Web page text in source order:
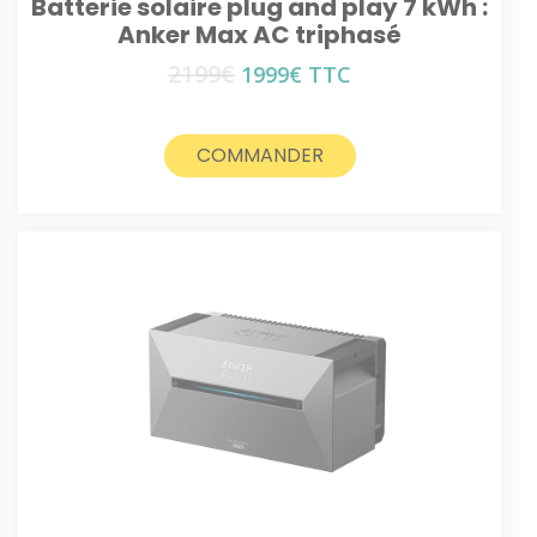
Batterie solaire plug and play 7 kWh :
Anker Max AC triphasé
2199€ Le
était :
2199€.
1999€ Le
est :
1999€.
TTC
COMMANDER